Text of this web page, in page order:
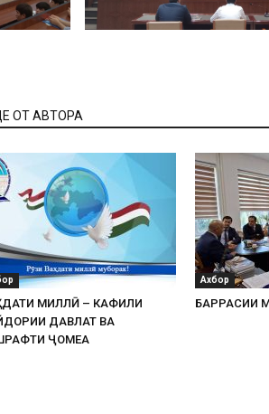
ОТ АВТОРА
МИЛЛӢ – КАФИЛИ
ДАВЛАТ ВА
ҶОМЕА
Ахбор
БАРРАСИИ